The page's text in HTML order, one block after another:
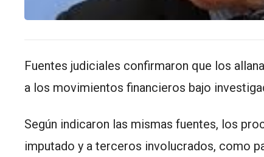
Fuentes judiciales confirmaron que los
a los movimientos financieros bajo
Según indicaron las mismas fuentes, los
imputado y a terceros involucrados, como